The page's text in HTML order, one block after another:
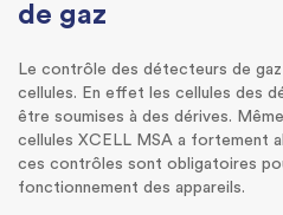
de gaz
Le contrôle des détecteurs de
cellules. En effet les cellules des
être soumises à des dérives.
cellules XCELL MSA a fortement
ces contrôles sont obligatoires
fonctionnement des appareils.